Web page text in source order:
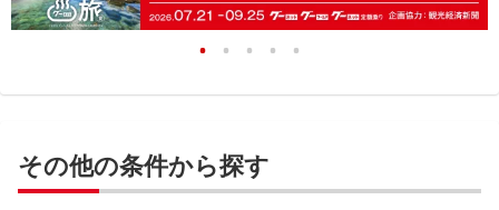
その他の条件から探す